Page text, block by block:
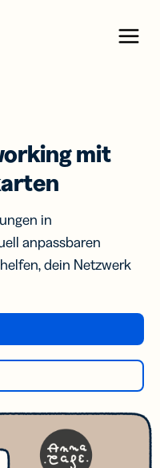
Menu
mit
in
anpassbaren
dein Netzwerk